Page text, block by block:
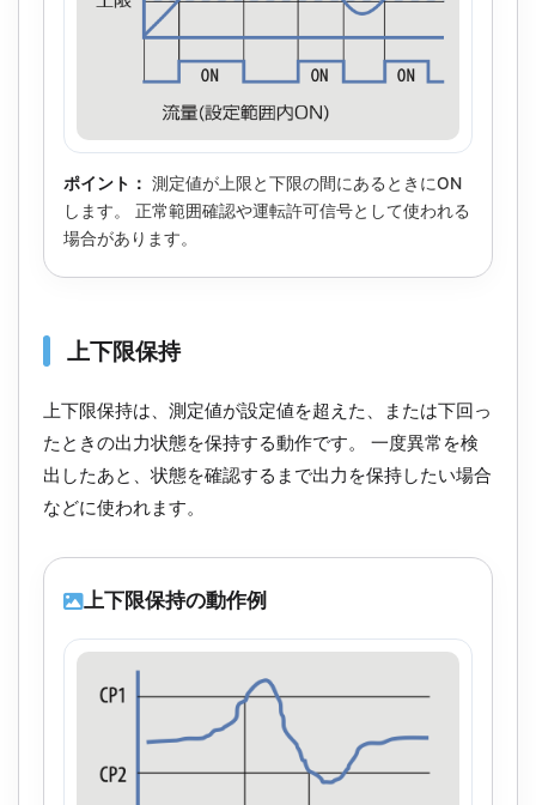
ポイント： 測定値が上限と下限の間にあるときにON
します。 正常範囲確認や運転許可信号として使われる
場合があります。
上下限保持
上下限保持は、測定値が設定値を超えた、または下回っ
たときの出力状態を保持する動作です。 一度異常を検
出したあと、状態を確認するまで出力を保持したい場合
などに使われます。
上下限保持の動作例